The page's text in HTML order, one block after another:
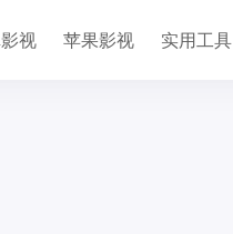
视 苹果影视 实用工具